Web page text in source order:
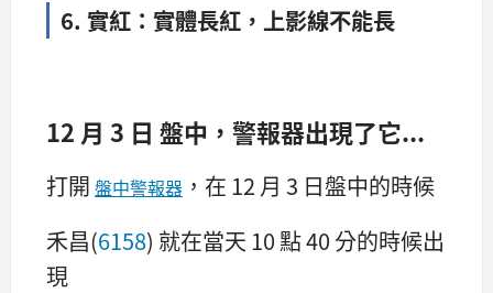
6. 實紅：實體長紅，上影線不能長
12 月 3 日 盤中，警報器出現了它...
打開 盤中警報器 ，在 12 月 3 日盤中的時候
禾昌(6158) 就在當天 10 點 40 分的時候出
現